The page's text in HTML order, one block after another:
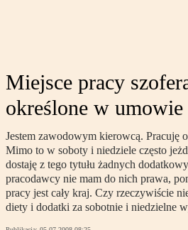
Miejsce pracy
określone w umowie
Jestem zawodowym kierowcą. Pracuję
Mimo to w soboty i niedziele często
dostaję z tego tytułu żadnych
pracodawcy nie mam do nich prawa,
pracy jest cały kraj. Czy rzeczywiście
diety i dodatki za sobotnie i niedzielne